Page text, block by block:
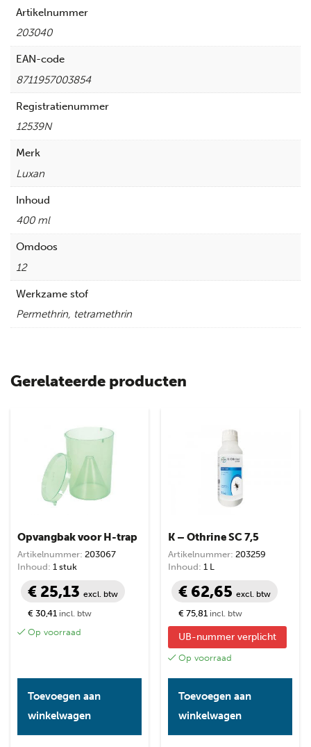
Artikelnummer
203040
EAN-code
8711957003854
Registratienummer
12539N
Merk
Luxan
Inhoud
400 ml
Omdoos
12
Werkzame stof
Permethrin, tetramethrin
Gerelateerde producten
Opvangbak voor H-trap
Artikelnummer: 203067
Inhoud: 1 stuk
€ 25,13 excl. btw
€ 30,41 incl. btw
Op voorraad
Toevoegen aan
winkelwagen
K – Othrine SC 7,5
Artikelnummer: 203259
Inhoud: 1 L
€ 62,65excl. btw
€ 75,81 incl. btw
UB-nummer verplicht
Op voorraad
Toevoegen aan
winkelwagen